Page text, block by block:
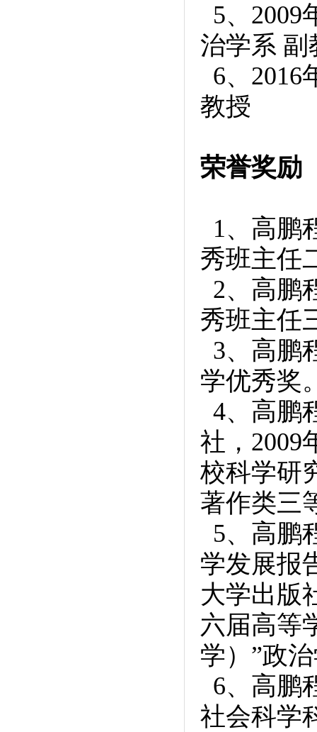
5、2009
治学系 副
6、2016
教授
荣誉奖励
1、高鹏
秀班主任
2、高鹏
秀班主任
3、高鹏
学优秀奖
4、高鹏
社，2009
校科学研
著作类三
5、高鹏
学发展报
大学出版
六届高等
学）”政
6、高鹏
社会科学